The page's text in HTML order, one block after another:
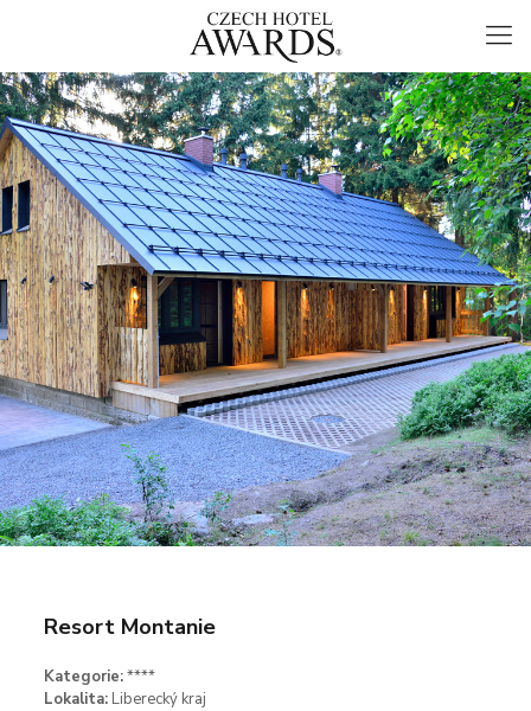
Resort Montanie
Kategorie:****
Lokalita:Liberecký kraj